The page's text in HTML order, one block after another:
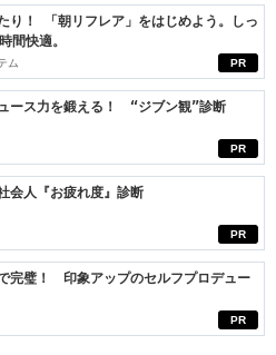
PR
り！ 「朝リフレア」をはじめよう。しっ
間快適。
ム
PR
ュース力を鍛える！ “ジブン観”診断
PR
会人『お疲れ度』診断
PR
完璧！ 印象アップのセルフプロデュー